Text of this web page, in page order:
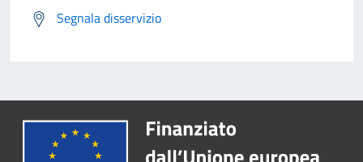
Segnala disservizio